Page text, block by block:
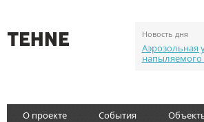
Новость дня
Аэрозольная
О проекте События